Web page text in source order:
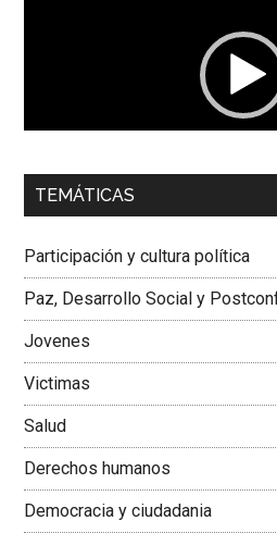
00:00
Dra. Carolina Corcho Mejía,
Colombiana
TEMÁTICAS
Participación y cultura política
Paz, Desarrollo Social y
Jovenes
Victimas
Salud
Derechos humanos
Democracia y ciudadania